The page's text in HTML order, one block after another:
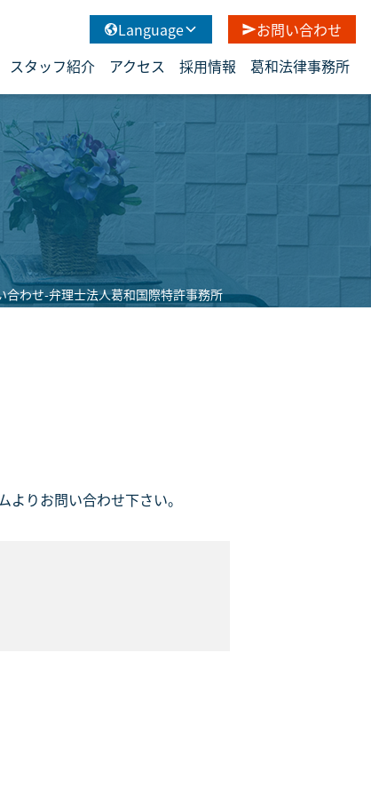
Language
スタッフ紹介 アクセス 採用情報 葛和法律事務所
お問い合わせ
合わせ-弁理士法人葛和国際特許事務所
りお問い合わせ下さい。